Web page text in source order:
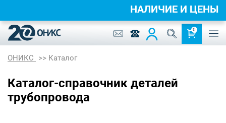
0
ОНИКС Каталог
Каталог-справочник деталей
трубопровода
НАЛИЧИЕ И